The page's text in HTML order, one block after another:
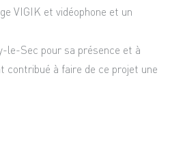
VIGIK et vidéophone et un
le-Sec pour sa présence et à
contribué à faire de ce projet une